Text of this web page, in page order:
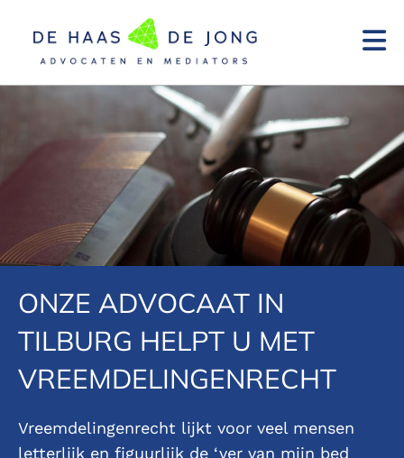
ONZE ADVOCAAT IN
TILBURG HELPT U MET
VREEMDELINGENRECHT
Vreemdelingenrecht lijkt voor veel mensen
letterlijk en figuurlijk de ‘ver van mijn bed